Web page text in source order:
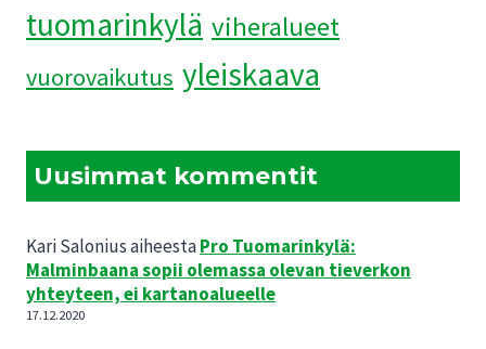
tuomarinkylä viheralueet
vuorovaikutus yleiskaava
Uusimmat kommentit
Kari SaloniusaiheestaPro Tuomarinkylä:
Malminbaana sopii olemassa olevan tieverkon
yhteyteen, ei kartanoalueelle
17.12.2020